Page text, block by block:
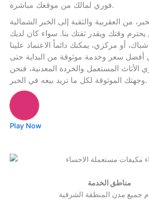
فوري لمالك من موقعك مباشرة.
من العقربية والثقبة إلى الخبر الشمالية
يحترم وقتك ويقدر ثقتك بنا. سواء كان لديك
أو مركزي، يمكنك دائماً الاعتماد علينا
سعر وخدمة موثوقة من البداية حتى
الأثاث المستعمل والخردة المعدنية، فنحن
وجهتك الموثوقة لكل ما تريد بيعه في الخبر.
Play Now
مناطق الخدمة
جميع مدن المنطقة الشرقية